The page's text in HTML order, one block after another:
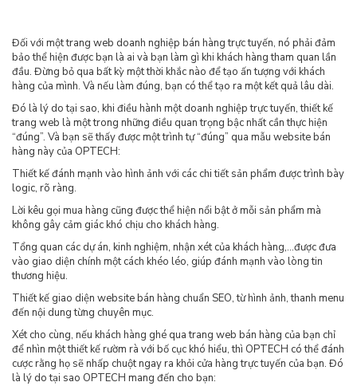
Đối với một trang web doanh nghiệp bán hàng trực tuyến, nó phải đảm
bảo thể hiện được bạn là ai và bạn làm gì khi khách hàng tham quan lần
đầu. Đừng bỏ qua bất kỳ một thời khắc nào để tạo ấn tượng với khách
hàng của mình. Và nếu làm đúng, bạn có thể tạo ra một kết quả lâu dài.
Đó là lý do tại sao, khi điều hành một doanh nghiệp trực tuyến, thiết kế
trang web là một trong những điều quan trọng bậc nhất cần thực hiện
“đúng”. Và bạn sẽ thấy được một trình tự “đúng” qua mẫu website bán
hàng này của OPTECH:
Thiết kế đánh mạnh vào hình ảnh với các chi tiết sản phẩm được trình bày
logic, rõ ràng.
Lời kêu gọi mua hàng cũng được thể hiện nổi bật ở mỗi sản phẩm mà
không gây cảm giác khó chịu cho khách hàng.
Tổng quan các dự án, kinh nghiệm, nhận xét của khách hàng,…được đưa
vào giao diện chính một cách khéo léo, giúp đánh mạnh vào lòng tin
thương hiệu.
Thiết kế giao diện website bán hàng chuẩn SEO, từ hình ảnh, thanh menu
đến nội dung từng chuyên mục.
Xét cho cùng, nếu khách hàng ghé qua trang web bán hàng của bạn chỉ
để nhìn một thiết kế rườm rà với bố cục khó hiểu, thì OPTECH có thể đánh
cược rằng họ sẽ nhấp chuột ngay ra khỏi cửa hàng trực tuyến của bạn. Đó
là lý do tại sao OPTECH mang đến cho bạn: